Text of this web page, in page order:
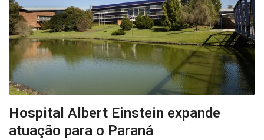
Hospital Albert Einstein expande
atuação para o Paraná